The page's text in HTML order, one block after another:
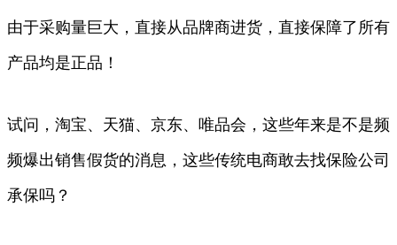
由于采购量巨大，直接从品牌商进货，直接保障了所有
产品均是正品！
试问，淘宝、天猫、京东、唯品会，这些年来是不是频
频爆出销售假货的消息，这些传统电商敢去找保险公司
承保吗？